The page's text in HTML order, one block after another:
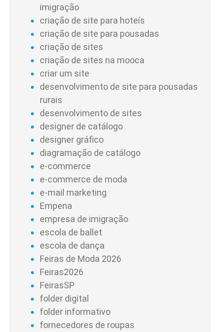
imigração
criação de site para hoteís
criação de site para pousadas
criação de sites
criação de sites na mooca
criar um site
desenvolvimento de site para pousadas
rurais
desenvolvimento de sites
designer de catálogo
designer gráfico
diagramação de catálogo
e-commerce
e-commerce de moda
e-mail marketing
Empena
empresa de imigração
escola de ballet
escola de dança
Feiras de Moda 2026
Feiras2026
FeirasSP
folder digital
folder informativo
fornecedores de roupas